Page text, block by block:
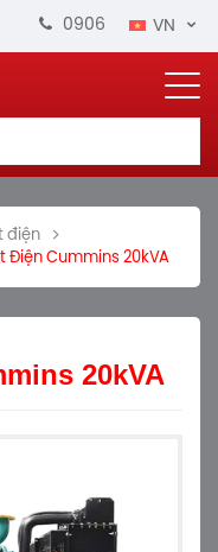
0906 664 711VN
điện
Điện Cummins 20kVA
20kVA